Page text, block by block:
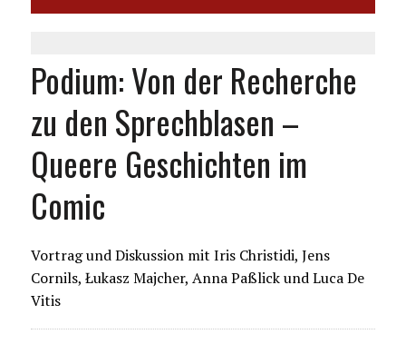
Podium: Von der Recherche
zu den Sprechblasen –
Queere Geschichten im
Comic
Vortrag und Diskussion mit Iris Christidi, Jens
Cornils, Łukasz Majcher, Anna Paßlick und Luca De
Vitis